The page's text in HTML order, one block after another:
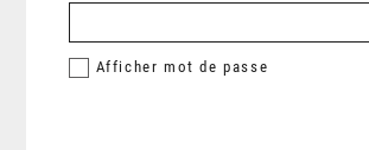
Afficher mot de passe